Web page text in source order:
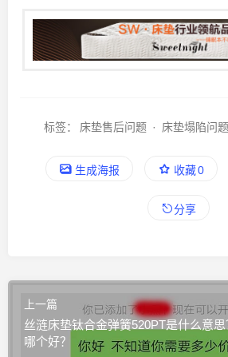
标签： 床垫售后问题 · 床垫塌陷问题
生成海报 收藏0
分享
上一篇
丝涟床垫钛合金弹簧520PT是什么意
哪个好？